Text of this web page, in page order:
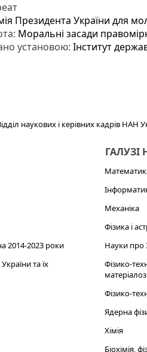
Президента України для
Моральні засади
установою: Інститут
наукових і керівних кадрів НАН
2014-2023 роки
та їх
ГАЛУЗІ
Механіка
Фізика і
Науки
Фізико-
Фізико-
Ядерна
Хімія
Біохімія,